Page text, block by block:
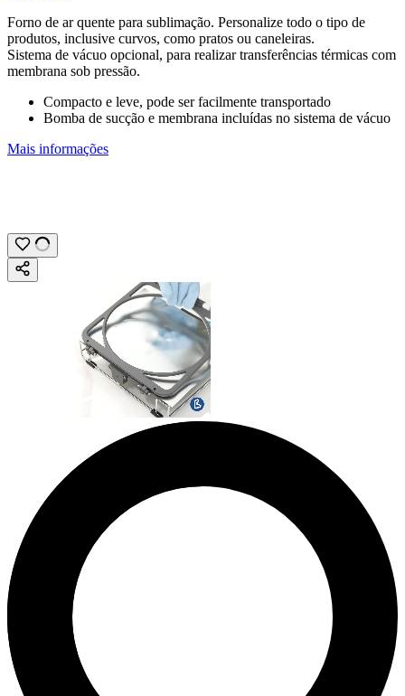
Forno de ar quente para sublimação. Personalize todo o tipo de
produtos, inclusive curvos, como pratos ou caneleiras.
Sistema de vácuo opcional, para realizar transferências térmicas com
membrana sob pressão.
Compacto e leve, pode ser facilmente transportado
Bomba de sucção e membrana incluídas no sistema de vácuo
Mais informações